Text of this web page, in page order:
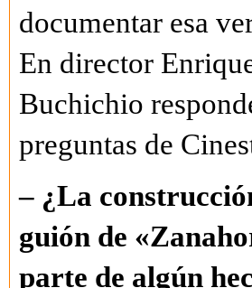
documentar esa
En director
Buchichio
preguntas de
– ¿La
guión de
parte de algún